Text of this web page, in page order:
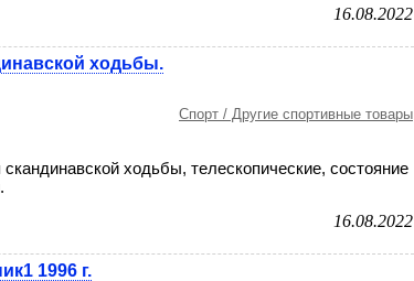
16.08.2022
ходьбы.
Спорт / Другие спортивные товары
ходьбы, телескопические, состояние
16.08.2022
1996 г.